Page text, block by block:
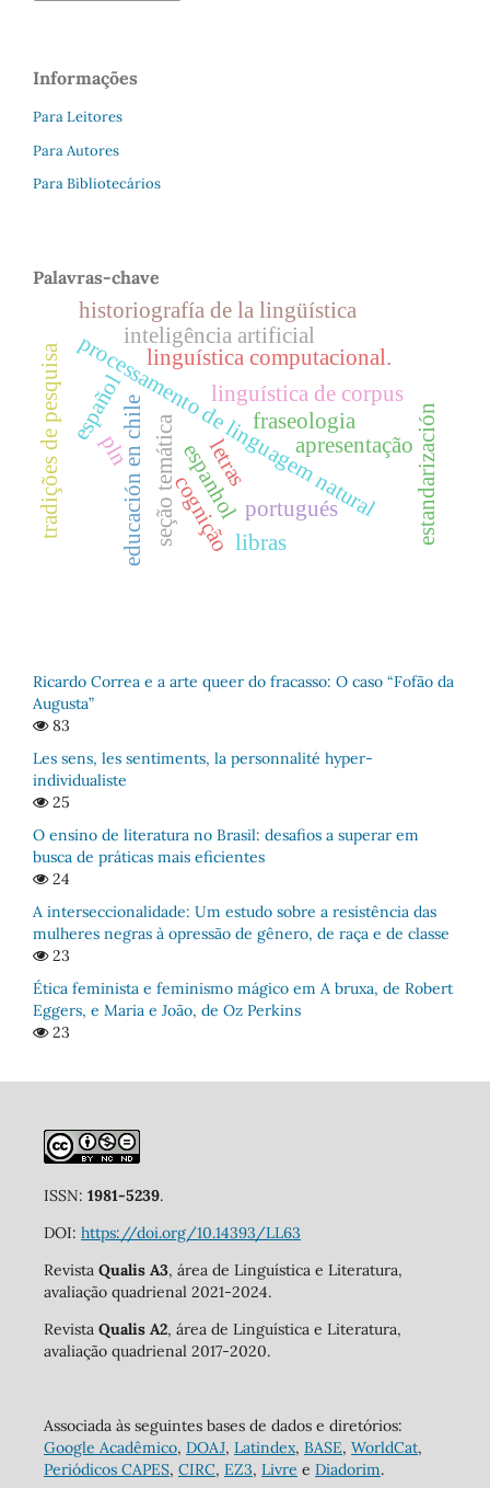
Informações
Para Leitores
Para Autores
Para Bibliotecários
Palavras-chave
linguística de corpus
processamento de linguagem natural
linguística computacional.
inteligência artificial
letras apresentação
seção temáticacognição
tradições de pesquisa estandarización
educación en chile
historiografía de la lingüística
portugués
español
espanhol
libras
fraseologia
pln
Ricardo Correa e a arte queer do fracasso: O caso “Fofão da
Augusta”
83
Les sens, les sentiments, la personnalité hyper-
individualiste
25
O ensino de literatura no Brasil: desafios a superar em
busca de práticas mais eficientes
24
A interseccionalidade: Um estudo sobre a resistência das
mulheres negras à opressão de gênero, de raça e de classe
23
Ética feminista e feminismo mágico em A bruxa, de Robert
Eggers, e Maria e João, de Oz Perkins
23
ISSN: 1981-5239.
DOI: https://doi.org/10.14393/LL63
Revista Qualis A3, área de Linguística e Literatura,
avaliação quadrienal 2021-2024.
Revista Qualis A2, área de Linguística e Literatura,
avaliação quadrienal 2017-2020.
Associada às seguintes bases de dados e diretórios:
Google Acadêmico, DOAJ, Latindex, BASE, WorldCat,
Periódicos CAPES, CIRC, EZ3, Livre e Diadorim.